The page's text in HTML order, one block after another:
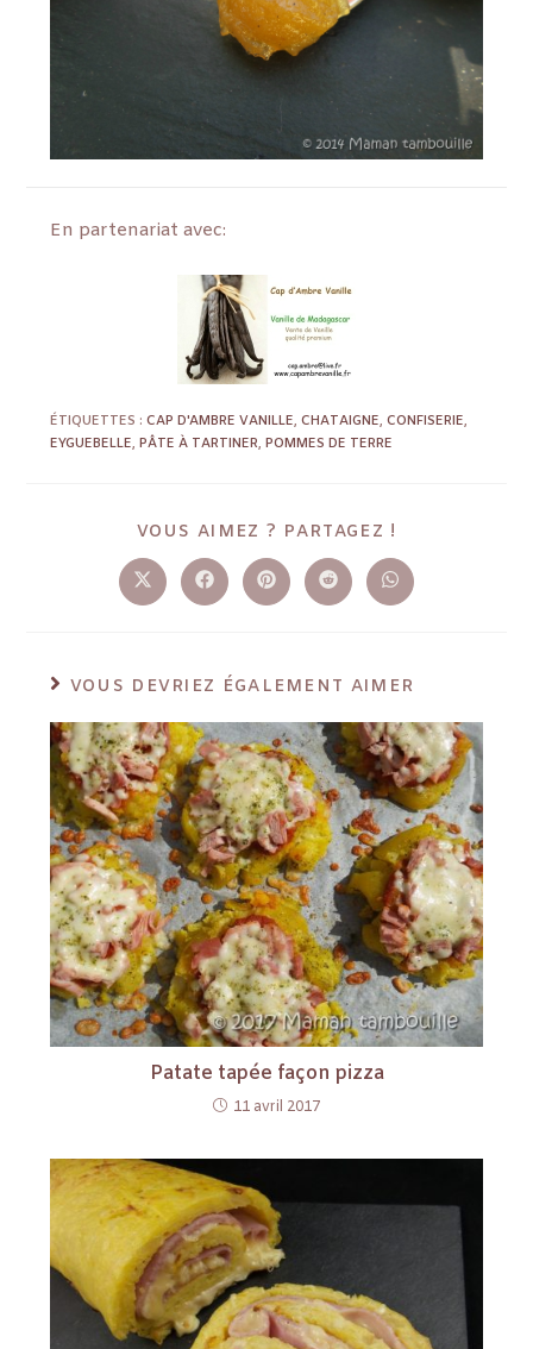
En partenariat avec:
ÉTIQUETTES :CAP D'AMBRE VANILLE, CHATAIGNE, CONFISERIE,
EYGUEBELLE, PÂTE À TARTINER, POMMES DE TERRE
VOUS AIMEZ ? PARTAGEZ !
VOUS DEVRIEZ ÉGALEMENT AIMER
Patate tapée façon pizza
11 avril 2017